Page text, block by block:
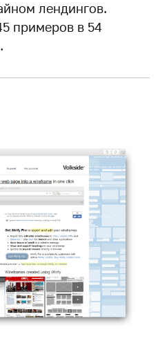
лендингов.
примеров в 54